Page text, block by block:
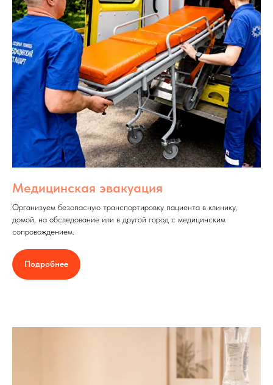
Медицинская эвакуация
Организуем безопасную транспортировку пациента в клинику,
домой, на обследование или в другой город с медицинским
сопровождением.
Подробнее